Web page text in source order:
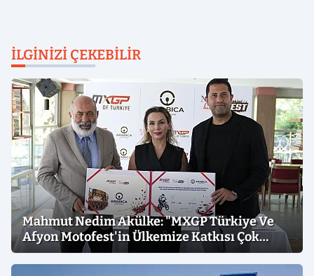
İLGINIZI ÇEKEBILIR
Mahmut Nedim Akülke: "MXGP Türkiye Ve
Afyon Motofest'in Ülkemize Katkısı Çok
Büyük"